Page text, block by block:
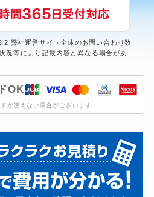
弊社運営サイト全体のお問い合わせ数
等により記載内容と異なる場合があ
OK
が使えない場合がございます